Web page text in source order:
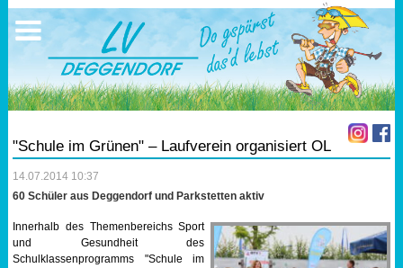
"Schule im Grünen" – Laufverein organisiert OL
14.07.2014 10:37
60 Schüler aus Deggendorf und Parkstetten aktiv
Innerhalb des Themenbereichs Sport
und Gesundheit des
Schulklassenprogramms "Schule im
Sportangebote
Trainingszeiten
Laufen
Lauf 10
Triathlon
Nordic Walking
Ausschreibungen
17.05.2026 Triathlon
Ergebnisse
Ergebnisse
Mitgliedschaft
Vereinskleidung
Vorstandschaft
Übungs- Gruppenleiter
Dokumente